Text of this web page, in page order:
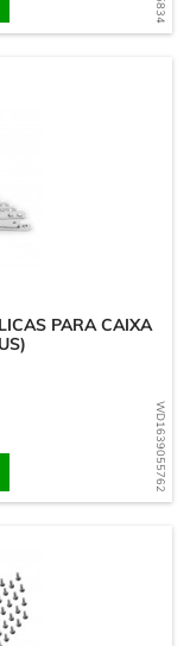
WD1639055762
PARA CAIXA